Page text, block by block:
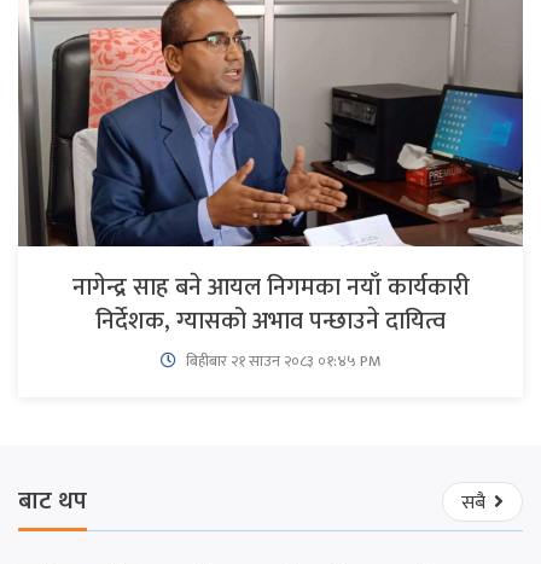
नागेन्द्र साह बने आयल निगमका नयाँ कार्यकारी
निर्देशक, ग्यासको अभाव पन्छाउने दायित्व
बिहीबार २१ साउन २०८३ ०१:४५ PM
बाट थप सबै